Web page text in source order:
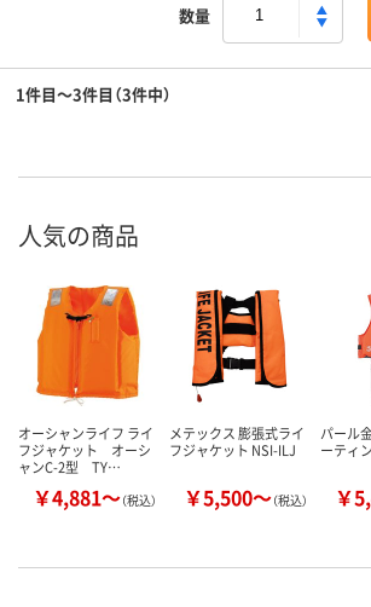
数量
1件目～3件目（3件中）
人気の商品
オーシャンライフ ライ
フジャケット オーシ
ャンC-2型 TY…
￥4,881～（税込）
メテックス 膨張式ライ
フジャケット NSI-ILJ
￥5,500～（税込）
パール
ーティ
￥